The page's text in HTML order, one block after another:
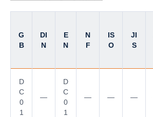
G
B
DI
N
E
N
N
F
IS
O
JI
S
D
C
0
1
—
D
C
0
1
— — —